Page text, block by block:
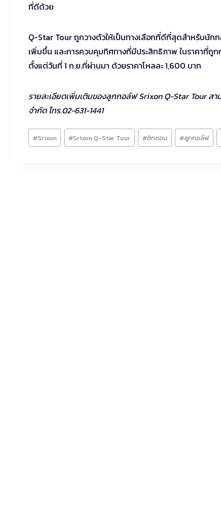
ที่ดีด้วย
Q-Star Tour ถูกวางตัวให้เป็นทางเลือกที่ดีที่สุดสำหรับนั
เพิ่มขึ้น และการควบคุมทิศทางที่มีประสิทธิภาพ ในราคาที่
ตั้งแต่วันที่ 1 ก.ย.ที่ผ่านมา ด้วยราคาโหลละ 1,600 บาท
รายละเอียดเพิ่มเติมของลูกกอล์ฟ Srixon Q-Star Tour
จำกัด โทร.02-631-1441
Post
Tags:
#Srixon #Srixon Q-Star Tour #ซิกซอน #ลูกกอล์ฟ